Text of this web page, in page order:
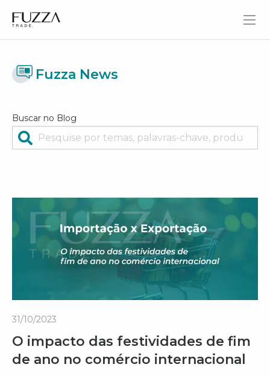
Fuzza Trade
Fuzza News
Buscar no Blog
31/10/2023
O impacto das festividades de fim
de ano no comércio internacional